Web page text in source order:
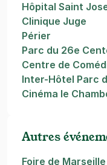
Hôpital Saint
Clinique Juge
Périer
Parc du 26e
Centre de
Inter-Hôtel Parc
Cinéma le
Autres
Foire de Marseille